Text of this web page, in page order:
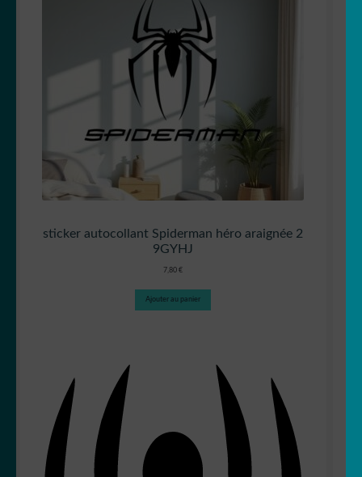
sticker autocollant Spiderman héro araignée 2
9GYHJ
7,80 €
Ajouter au panier